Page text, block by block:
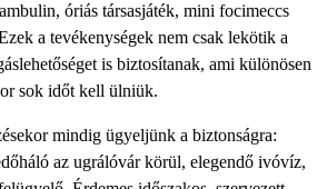
óriás társasjáték, mini focimeccs
a tevékenységek nem csak lekötik a
is biztosítanak, ami különösen
sok időt kell ülniük.
mindig ügyeljünk a biztonságra:
az ugrálóvár körül, elegendő ivóvíz,